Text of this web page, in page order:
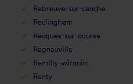
Rebreuve-sur-canche
Reclinghem
Recques-sur-course
Regnauville
Remilly-wirquin
Renty